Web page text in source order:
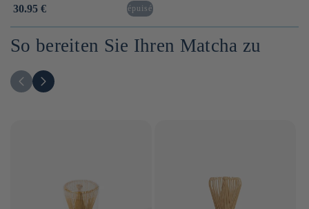
Normaler
30.95 € épuisé
So bereiten Sie Ihren Matcha zu